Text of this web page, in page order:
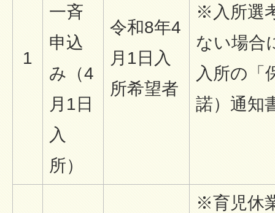
1
一斉
申込
み（4
月1日
入
所）
令和8年4
月1日入
所希望者
※入所選
ない場合
入所の「
諾）通知
※育児休